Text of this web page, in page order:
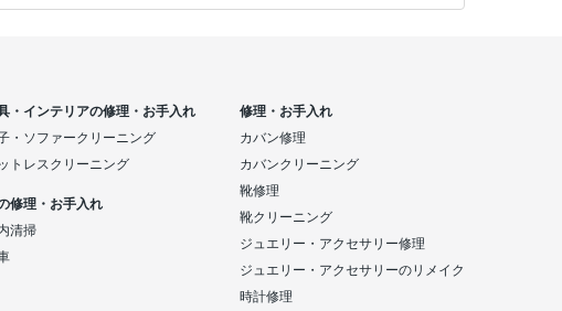
・インテリアの修理・お手入れ
・ソファークリーニング
トレスクリーニング
修理・お手入れ
清掃
修理・お手入れ
カバン修理
カバンクリーニング
靴修理
靴クリーニング
ジュエリー・アクセサリー修理
ジュエリー・アクセサリーのリメイク
時計修理